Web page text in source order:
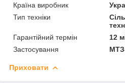
Країна виробник
Тип техніки
Гарантійний термін
12
Застосування
Приховати